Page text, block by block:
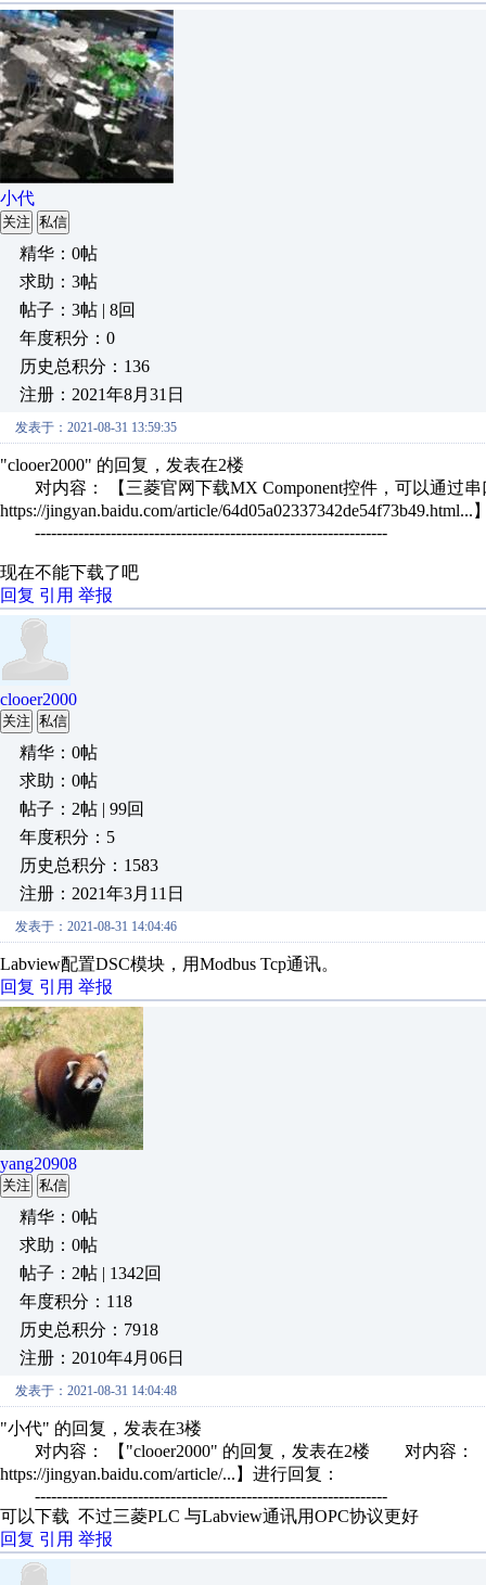
小代
关注 私信
精华：0帖
求助：3帖
帖子：3帖 | 8回
年度积分：0
历史总积分：136
注册：2021年8月31日
发表于：2021-08-31 13:59:35
"clooer2000" 的回复，发表在2楼
对内容： 【三菱官网下载MX Component控件，可以通过串
https://jingyan.baidu.com/article/
-----------------------------------------------------------------
现在不能下载了吧
回复 引用 举报
clooer2000
关注 私信
精华：0帖
求助：0帖
帖子：2帖 | 99回
年度积分：5
历史总积分：1583
注册：2021年3月11日
发表于：2021-08-31 14:04:46
Labview配置DSC模块，用Modbus Tcp通讯。
回复 引用 举报
yang20908
关注 私信
精华：0帖
求助：0帖
帖子：2帖 | 1342回
年度积分：118
历史总积分：7918
注册：2010年4月06日
发表于：2021-08-31 14:04:48
"小代" 的回复，发表在3楼
对内容： 【"clooer2000" 的回复，发表在2楼 对内容： 【
https://jingyan.baidu.com/article/...】进行回复：
-----------------------------------------------------------------
可以下载 不过三菱PLC 与Labview通讯用OPC协议更好
回复 引用 举报